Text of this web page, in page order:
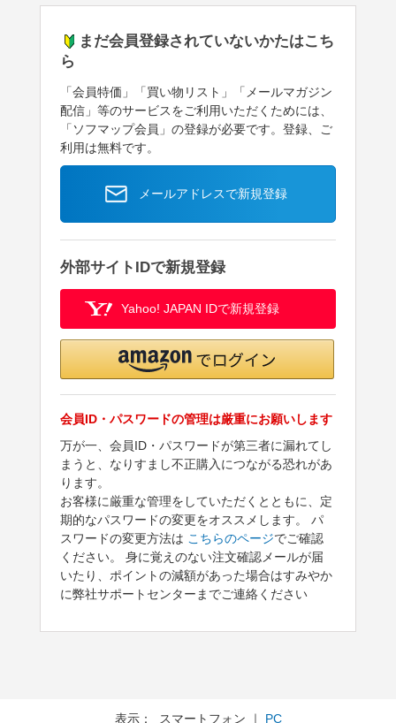
まだ会員登録されていないかたはこち
ら
「会員特価」「買い物リスト」「メールマガジン
配信」等のサービスをご利用いただくためには、
「ソフマップ会員」の登録が必要です。登録、ご
利用は無料です。
メールアドレスで新規登録
外部サイトIDで新規登録
Yahoo! JAPAN IDで新規登録
会員ID・パスワードの管理は厳重にお願いします
万が一、会員ID・パスワードが第三者に漏れてし
まうと、なりすまし不正購入につながる恐れがあ
ります。
お客様に厳重な管理をしていただくとともに、定
期的なパスワードの変更をオススメします。 パ
スワードの変更方法は こちらのページでご確認
ください。 身に覚えのない注文確認メールが届
いたり、ポイントの減額があった場合はすみやか
に弊社サポートセンターまでご連絡ください
表示： スマートフォン ｜ PC